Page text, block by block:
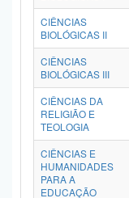
CIÊNCIAS
BIOLÓGICAS II
CIÊNCIAS
BIOLÓGICAS III
CIÊNCIAS DA
RELIGIÃO E
TEOLOGIA
CIÊNCIAS E
HUMANIDADES
PARA A
EDUCAÇÃO